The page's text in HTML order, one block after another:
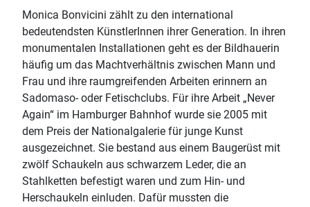
Monica Bonvicini zählt zu den international
bedeutendsten KünstlerInnen ihrer Generation. In ihren
monumentalen Installationen geht es der Bildhauerin
häufig um das Machtverhältnis zwischen Mann und
Frau und ihre raumgreifenden Arbeiten erinnern an
Sadomaso- oder Fetischclubs. Für ihre Arbeit „Never
Again“ im Hamburger Bahnhof wurde sie 2005 mit
dem Preis der Nationalgalerie für junge Kunst
ausgezeichnet. Sie bestand aus einem Baugerüst mit
zwölf Schaukeln aus schwarzem Leder, die an
Stahlketten befestigt waren und zum Hin- und
Herschaukeln einluden. Dafür mussten die